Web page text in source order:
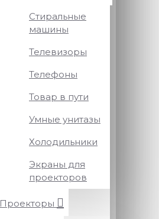
Стиральные
машины
Телевизоры
Телефоны
Товар в пути
Умные унитазы
Холодильники
Экраны для
проекторов
Проекторы